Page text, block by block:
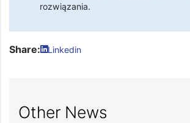
rozwiązania.
Share: Linkedin
Other News